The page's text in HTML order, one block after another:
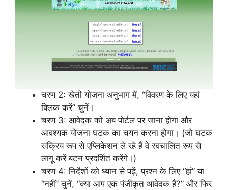
चरण 2: खेती योजना अनुभाग में, “विवरण के लिए यहां
क्लिक करें” चुनें।
चरण 3: आवेदक को अब पोर्टल पर जाना होगा और
आवश्यक योजना घटक का चयन करना होगा। (जो घटक
सक्रिय रूप से एप्लिकेशन ले रहे हैं वे स्वचालित रूप से
लागू करें बटन प्रदर्शित करेंगे।)
चरण 4: निर्देशों को ध्यान से पढ़ें, प्रश्न के लिए “हां” या
“नहीं” चुनें, “क्या आप एक पंजीकृत आवेदक हैं?” और फिर